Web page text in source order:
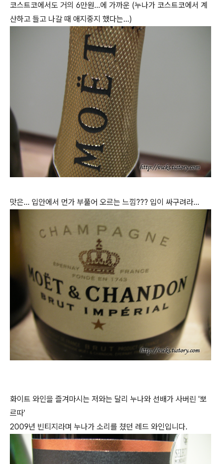
코스트코에서도 거의 6만원...에 가까운 (누나가 코스트코에서 계
산하고 들고 나갈 때 애지중지 했다는...)
맛은... 입안에서 먼가 부풀어 오르는 느낌??? 입이 싸구려라...
화이트 와인을 즐겨마시는 저와는 달리 누나와 선배가 사버린 '뽀
르따'
2009년 빈티지라며 누나가 소리를 쳤던 레드 와인입니다.